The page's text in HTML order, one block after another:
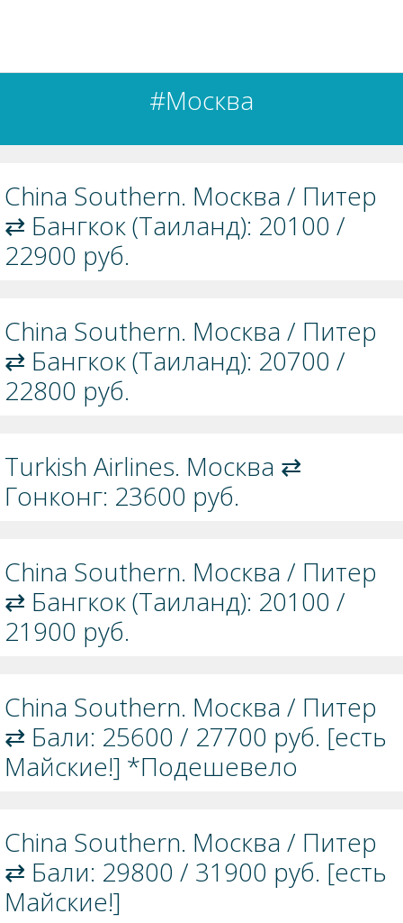
#Москва
China Southern. Москва / Питер
⇄ Бангкок (Таиланд): 20100 /
22900 руб.
China Southern. Москва / Питер
⇄ Бангкок (Таиланд): 20700 /
22800 руб.
Turkish Airlines. Москва ⇄
Гонконг: 23600 руб.
China Southern. Москва / Питер
⇄ Бангкок (Таиланд): 20100 /
21900 руб.
China Southern. Москва / Питер
⇄ Бали: 25600 / 27700 руб. [есть
Майские!] *Подешевело
China Southern. Москва / Питер
⇄ Бали: 29800 / 31900 руб. [есть
Майские!]